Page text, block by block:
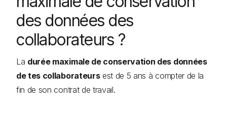
des données des
collaborateurs ?
La durée maximale de conservation des données
de tes collaborateursest de 5 ans à compter de la
fin de son contrat de travail.